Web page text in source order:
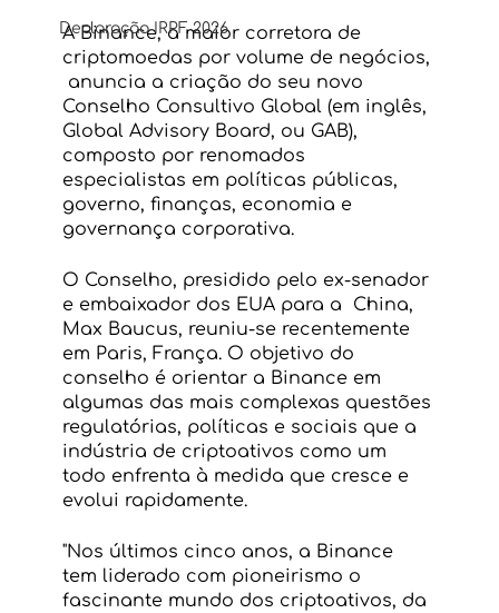
Declaração IRPF 2026
A Binance, a maior corretora de
criptomoedas por volume de negócios,
anuncia a criação do seu novo
Conselho Consultivo Global (em inglês,
Global Advisory Board, ou GAB),
composto por renomados
especialistas em políticas públicas,
governo, finanças, economia e
governança corporativa.
O Conselho, presidido pelo ex-senador
e embaixador dos EUA para a  China,
Max Baucus, reuniu-se recentemente
em Paris, França. O objetivo do
conselho é orientar a Binance em
algumas das mais complexas questões
regulatórias, políticas e sociais que a
indústria de criptoativos como um
todo enfrenta à medida que cresce e
evolui rapidamente.
"Nos últimos cinco anos, a Binance
tem liderado com pioneirismo o
fascinante mundo dos criptoativos, da